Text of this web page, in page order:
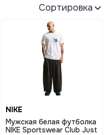
Сортировка
NIKE
Мужская белая футболка
NIKE Sportswear Club Just